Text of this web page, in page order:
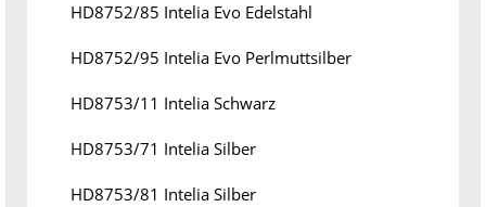
HD8752/85 Intelia Evo Edelstahl
HD8752/95 Intelia Evo Perlmuttsilber
HD8753/11 Intelia Schwarz
HD8753/71 Intelia Silber
HD8753/81 Intelia Silber